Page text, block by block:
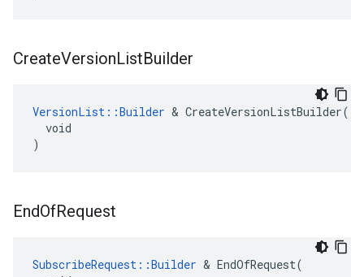
CreateVersionListBuilder
VersionList::Builder & CreateVersionListBuilder(
  void
)
EndOfRequest
SubscribeRequest::Builder & EndOfRequest(